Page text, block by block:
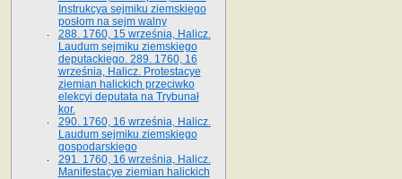
Instrukcya sejmiku ziemskiego
posłom na sejm walny
288. 1760, 15 września, Halicz.
Laudum sejmiku ziemskiego
deputackiego. 289. 1760, 16
września, Halicz. Protestacye
ziemian halickich przeciwko
elekcyi deputata na Trybunał
kor.
290. 1760, 16 września, Halicz.
Laudum sejmiku ziemskiego
gospodarskiego
291. 1760, 16 września, Halicz.
Manifestacye ziemian halickich